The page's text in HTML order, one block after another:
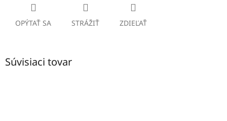
OPÝTAŤ SA STRÁŽIŤ ZDIEĽAŤ
Súvisiaci tovar